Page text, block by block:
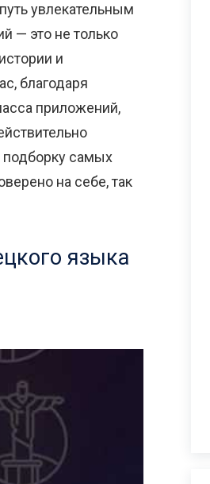
увлекательным
— это не только
и
благодаря
приложений,
подборку самых
на себе, так
языка